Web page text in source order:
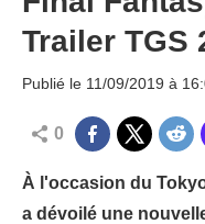
Trailer TGS
Publié le 11/09/2019 à
0
À l'occasion du
a dévoilé une